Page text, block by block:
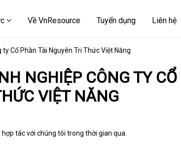
Về VnResource Tuyển dụng Liên hệ
Cổ Phần Tài Nguyên Tri Thức Việt Năng
NGHIỆP CÔNG TY
VIỆT NĂNG
hợp tácvới chúng tôi trong thời gian qua.